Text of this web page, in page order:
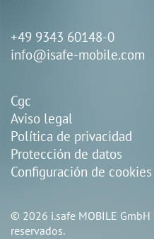
+49 9343 60148-0
info@isafe-mobile.com
Cgc
Aviso legal
Política de privacidad
Protección de datos
Configuración de cookies
© 2026 i.safe MOBILE
reservados.